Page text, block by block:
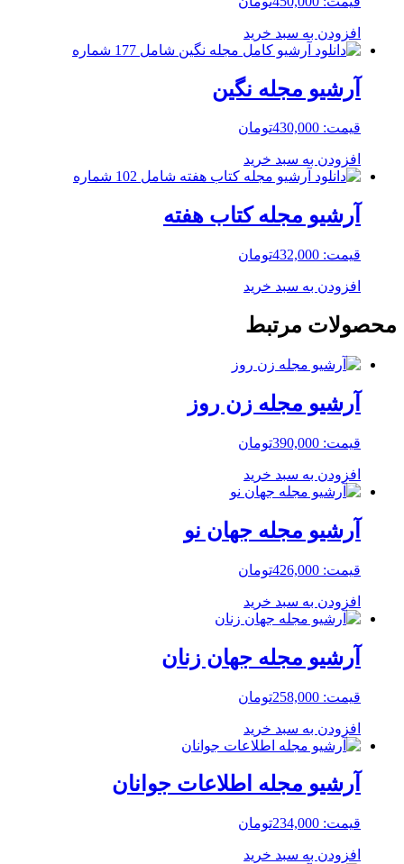
افزودن به سبد خرید
آرشیو مجله نگین
قیمت: 430,000تومان
افزودن به سبد خرید
آرشیو مجله کتاب هفته
قیمت: 432,000تومان
افزودن به سبد خرید
محصولات مرتبط
آرشیو مجله زن روز
قیمت: 390,000تومان
افزودن به سبد خرید
آرشیو مجله جهان نو
قیمت: 426,000تومان
افزودن به سبد خرید
آرشیو مجله جهان زنان
قیمت: 258,000تومان
افزودن به سبد خرید
آرشیو مجله اطلاعات جوانان
قیمت: 234,000تومان
افزودن به سبد خرید